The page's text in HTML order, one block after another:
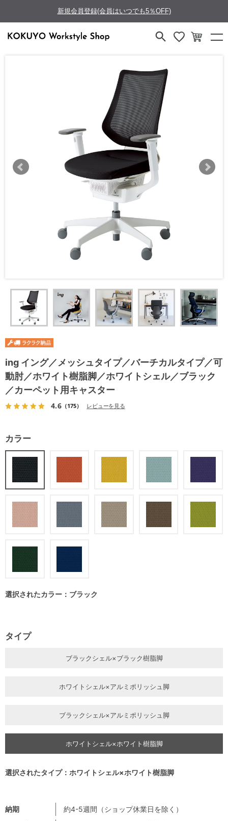
新規会員登録(会員はいつでも5％OFF)
ing イング／メッシュタイプ／バーチカルタイプ／可
動肘／ホワイト樹脂脚／ホワイトシェル／ブラック
／カーペット用キャスター
4.6（175） レビューを見る
納期
約4-5週間（ショップ休業日を除く）
カラー
選択されたカラー：ブラック
タイプ
ブラックシェル×ブラック樹脂脚
ホワイトシェル×アルミポリッシュ脚
ブラックシェル×アルミポリッシュ脚
ホワイトシェル×ホワイト樹脂脚
選択されたタイプ：ホワイトシェル×ホワイト樹脂脚